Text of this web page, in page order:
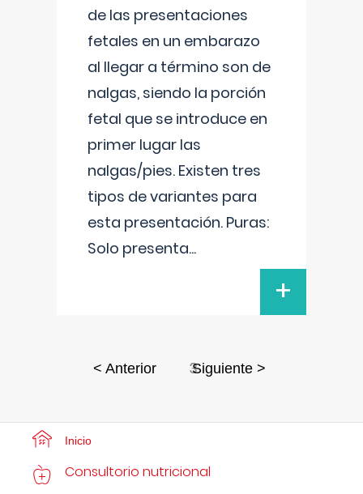
de las presentaciones
fetales en un embarazo
al llegar a término son de
nalgas, siendo la porción
fetal que se introduce en
primer lugar las
nalgas/pies. Existen tres
tipos de variantes para
esta presentación. Puras:
Solo presenta...
+
< Anterior 3Siguiente >
Inicio
Consultorio nutricional